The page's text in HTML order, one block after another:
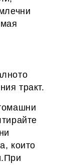
тракт.
които